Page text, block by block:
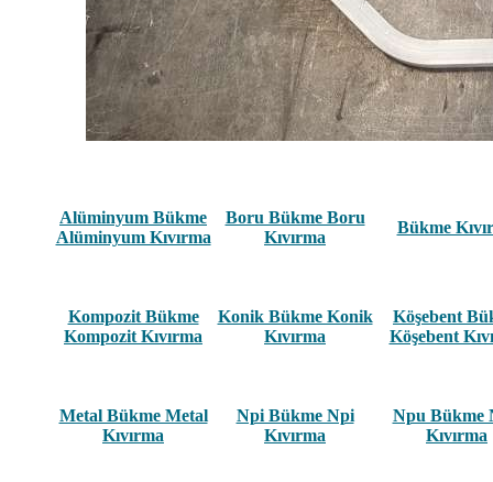
Alüminyum Bükme
Alüminyum Kıvırma
Boru Bükme Boru
Kıvırma
Bükme
Kompozit Bükme
Kompozit Kıvırma
Konik Bükme Konik
Kıvırma
Köşebent
Köşebent
Metal Bükme Metal
Kıvırma
Npi Bükme Npi
Kıvırma
Npu Bükme
Kıvırma